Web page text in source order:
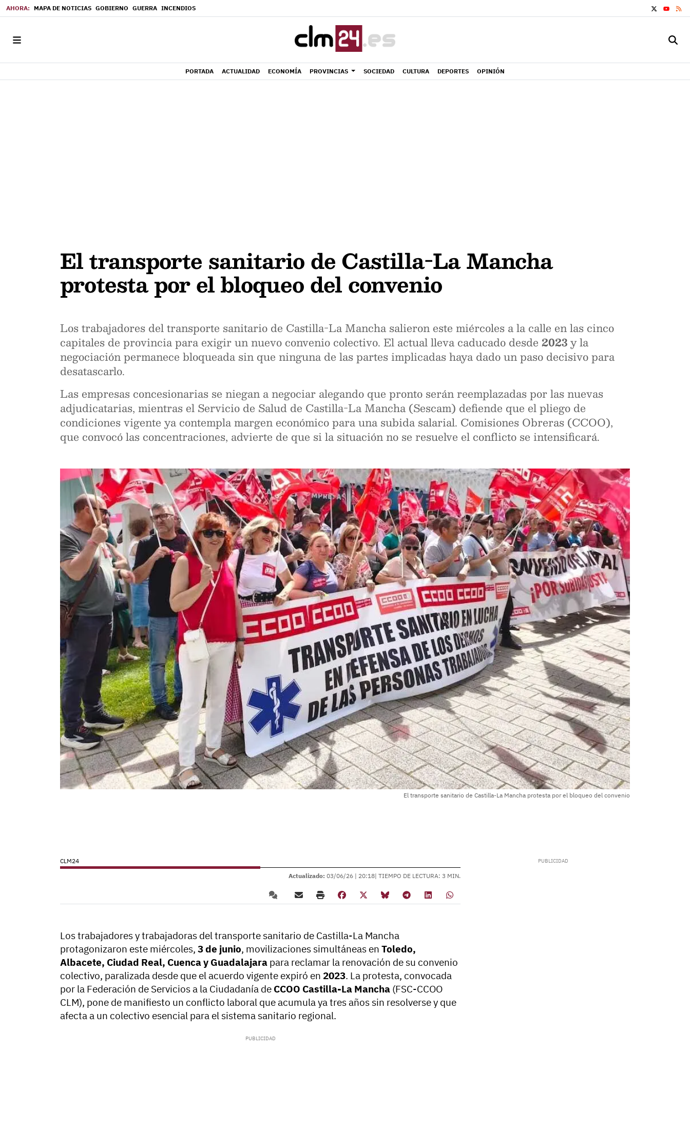
MAPA DE NOTICIAS GOBIERNO GUERRA INCENDIOS
YOUTUBE
PORTADA ACTUALIDAD ECONOMÍA PROVINCIAS SOCIEDAD CULTURA DEPORTES OPINIÓN
El transporte sanitario de Castilla-La Mancha
protesta por el bloqueo del convenio
Los trabajadores del transporte sanitario de Castilla-La Mancha salieron este miércoles a la calle en las cinco
capitales de provincia para exigir un nuevo convenio colectivo. El actual lleva caducado desde 2023y la
negociación permanece bloqueada sin que ninguna de las partes implicadas haya dado un paso decisivo para
desatascarlo.
Las empresas concesionarias se niegan a negociar alegando que pronto serán reemplazadas por las nuevas
adjudicatarias, mientras el Servicio de Salud de Castilla-La Mancha (Sescam) defiende que el pliego de
condiciones vigente ya contempla margen económico para una subida salarial. Comisiones Obreras (CCOO),
que convocó las concentraciones, advierte de que si la situación no se resuelve el conflicto se intensificará.
El transporte sanitario de Castilla-La Mancha protesta por el bloqueo del convenio
CLM24
Actualizado: 03/06/26 | 20:18| TIEMPO DE LECTURA: 3 MIN.
Los trabajadores y trabajadoras del transporte sanitario de Castilla-La Mancha
protagonizaron este miércoles, 3 de junio, movilizaciones simultáneas en Toledo,
Albacete, Ciudad Real, Cuenca y Guadalajara para reclamar la renovación de su convenio
colectivo, paralizada desde que el acuerdo vigente expiró en 2023. La protesta, convocada
por la Federación de Servicios a la Ciudadanía de CCOO Castilla-La Mancha (FSC-CCOO
CLM), pone de manifiesto un conflicto laboral que acumula ya tres años sin resolverse y que
afecta a un colectivo esencial para el sistema sanitario regional.